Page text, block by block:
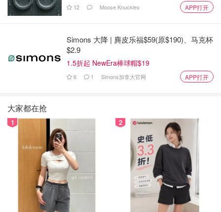
12 Moose Knuckles APP打开
Simons 大降 | 麂皮乐福$59(原$190)、马克杯
$2.9
1.5折起 NewEra棒球帽$19
6 1 Simons加拿大官网 APP打开
大家都在抢
1 2